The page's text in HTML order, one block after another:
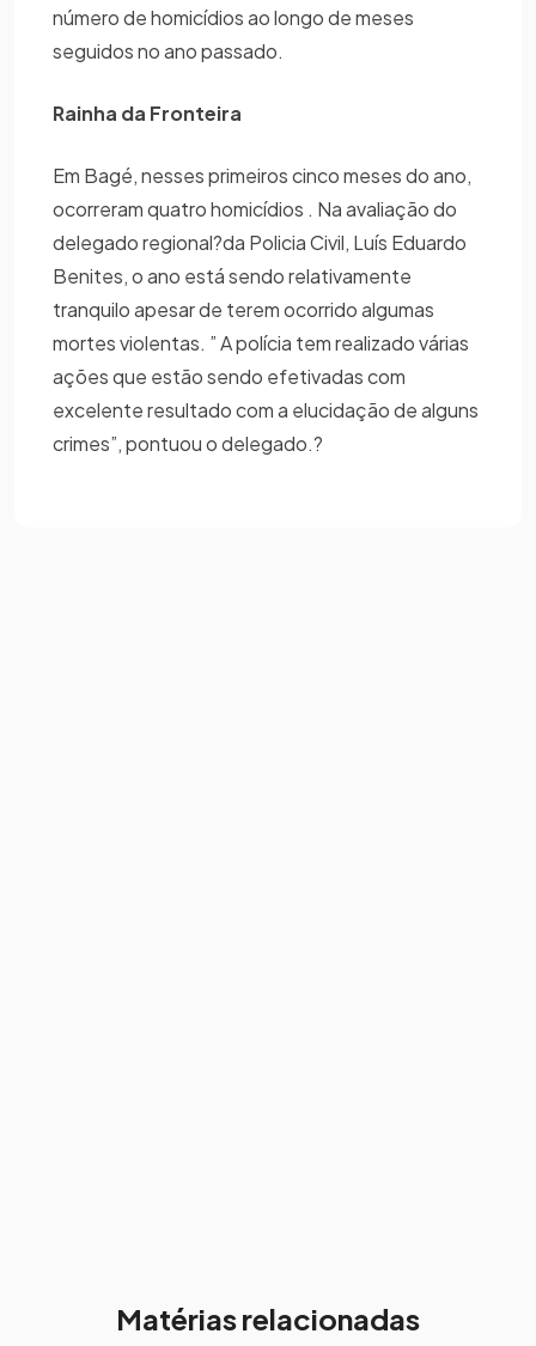
número de homicídios ao longo de meses
seguidos no ano passado.
Rainha da Fronteira
Em Bagé, nesses primeiros cinco meses do ano,
ocorreram quatro homicídios . Na avaliação do
delegado regional?da Policia Civil, Luís Eduardo
Benites, o ano está sendo relativamente
tranquilo apesar de terem ocorrido algumas
mortes violentas. ” A polícia tem realizado várias
ações que estão sendo efetivadas com
excelente resultado com a elucidação de alguns
crimes”, pontuou o delegado.?
Matérias relacionadas